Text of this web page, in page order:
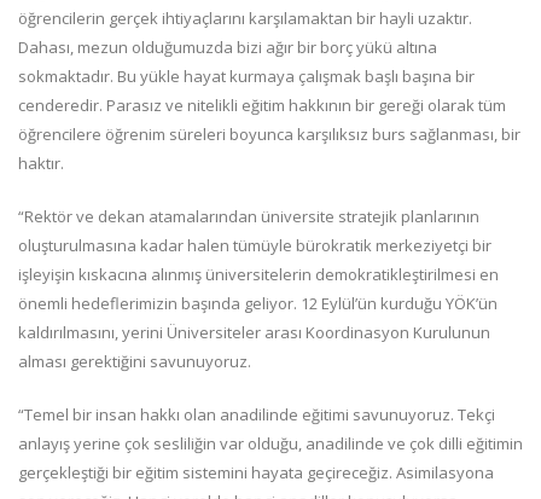
öğrencilerin gerçek ihtiyaçlarını karşılamaktan bir hayli uzaktır.
Dahası, mezun olduğumuzda bizi ağır bir borç yükü altına
sokmaktadır. Bu yükle hayat kurmaya çalışmak başlı başına bir
cenderedir. Parasız ve nitelikli eğitim hakkının bir gereği olarak tüm
öğrencilere öğrenim süreleri boyunca karşılıksız burs sağlanması, bir
haktır.
“Rektör ve dekan atamalarından üniversite stratejik planlarının
oluşturulmasına kadar halen tümüyle bürokratik merkeziyetçi bir
işleyişin kıskacına alınmış üniversitelerin demokratikleştirilmesi en
önemli hedeflerimizin başında geliyor. 12 Eylül’ün kurduğu YÖK’ün
kaldırılmasını, yerini Üniversiteler arası Koordinasyon Kurulunun
alması gerektiğini savunuyoruz.
“Temel bir insan hakkı olan anadilinde eğitimi savunuyoruz. Tekçi
anlayış yerine çok sesliliğin var olduğu, anadilinde ve çok dilli eğitimin
gerçekleştiği bir eğitim sistemini hayata geçireceğiz. Asimilasyona